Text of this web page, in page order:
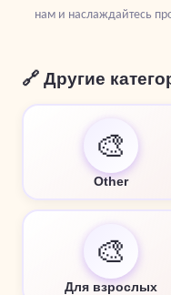
нам и наслаждайтесь
🔗 Другие
🎨
Other
🎨
Для взрослых